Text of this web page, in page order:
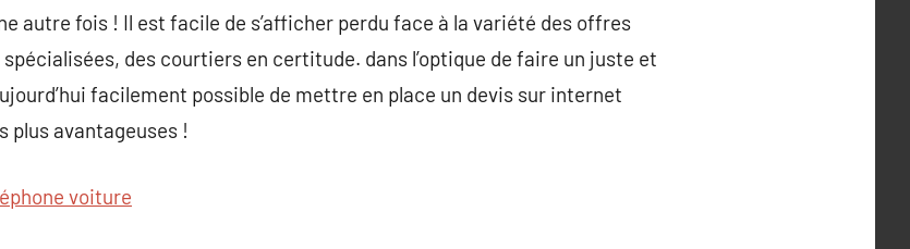
autre fois ! Il est facile de s’afficher perdu face à la variété des offres
des courtiers en certitude. dans l’optique de faire un juste et
facilement possible de mettre en place un devis sur internet
plus avantageuses !
voiture